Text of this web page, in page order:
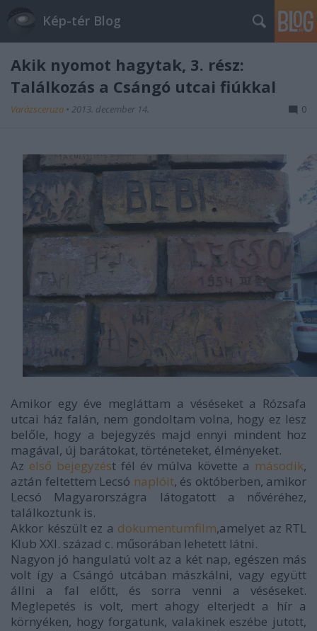
Kép-tér Blog
Akik nyomot hagytak, 3. rész:
Találkozás a Csángó utcai fiúkkal
Varázsceruza • 2013. december 14. 0
Amikor egy éve megláttam a véséseket a Rózsafa
utcai ház falán, nem gondoltam volna, hogy ez lesz
belőle, hogy a bejegyzés majd ennyi mindent hoz
magával, új barátokat, történeteket, élményeket.
Az első bejegyzést fél év múlva követte a második,
aztán feltettem Lecsó naplóit, és októberben, amikor
Lecsó Magyarországra látogatott a nővéréhez,
találkoztunk is.
Akkor készült ez a dokumentumfilm,amelyet az RTL
Klub XXI. század c. műsorában lehetett látni.
Nagyon jó hangulatú volt az a két nap, egészen más
volt így a Csángó utcában mászkálni, vagy együtt
állni a fal előtt, és sorra venni a véséseket.
Meglepetés is volt, mert ahogy elterjedt a hír a
környéken, hogy forgatunk, valakinek eszébe jutott,